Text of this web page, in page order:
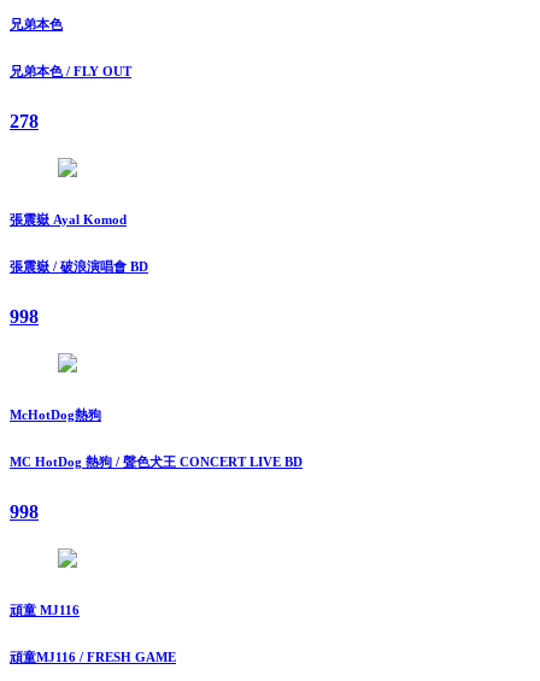
兄弟本色
兄弟本色 / FLY OUT
278
張震嶽 Ayal Komod
張震嶽 / 破浪演唱會 BD
998
McHotDog熱狗
MC HotDog 熱狗 / 聲色犬王 CONCERT LIVE BD
998
頑童 MJ116
頑童MJ116 / FRESH GAME